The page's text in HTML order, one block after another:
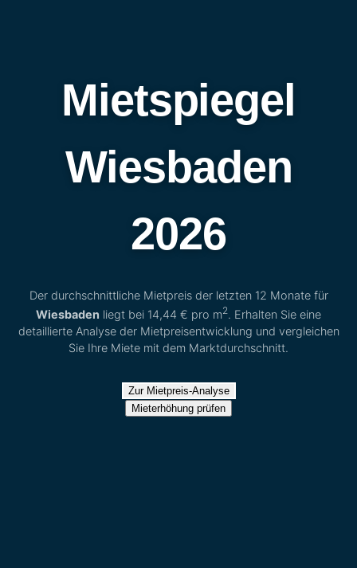
Mietspiegel
Wiesbaden
2026
Der durchschnittliche Mietpreis der letzten 12 Monate für
Wiesbaden liegt bei 14,44 € pro m2. Erhalten Sie eine
detaillierte Analyse der Mietpreisentwicklung und vergleichen
Sie Ihre Miete mit dem Marktdurchschnitt.
Zur Mietpreis-Analyse
Mieterhöhung prüfen